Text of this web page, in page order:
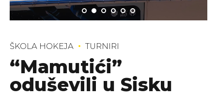
ŠKOLA HOKEJA TURNIRI
“Mamutići”
oduševili u Sisku